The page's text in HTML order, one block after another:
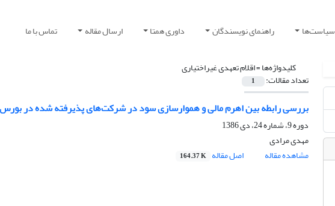
سیاست‌ها راهنمای نویسندگان داوری همتا ارسال مقاله تماس با ما
کلیدواژه‌ها =اقلام تعهدی غیراختیاری
تعداد مقالات: 1
بررسی رابطه بین اهرم مالی و هموار‌سازی سود در شرکت‌های پذیرفته شده در بورس
دوره 9، شماره 24، دی 1386
مهدی مرادی
مشاهده مقاله
اصل مقاله 164.37 K